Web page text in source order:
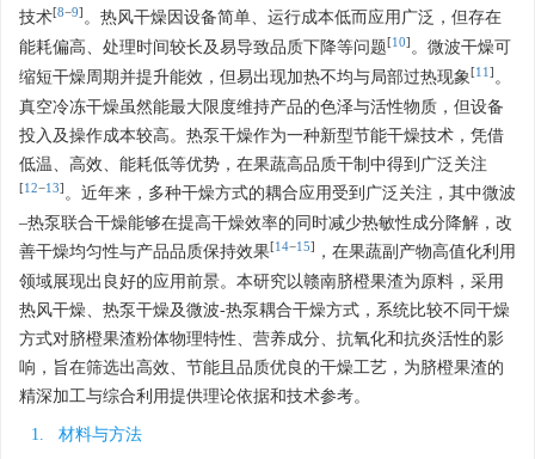
技术[8−9] 。热风干燥因设备简单、运行成本低而应用广泛，但存在
能耗偏高、处理时间较长及易导致品质下降等问题[10] 。微波干燥可
缩短干燥周期并提升能效，但易出现加热不均与局部过热现象[11 ] 。
真空冷冻干燥虽然能最大限度维持产品的色泽与活性物质，但设备
投入及操作成本较高。热泵干燥作为一种新型节能干燥技术，凭借
低温、高效、能耗低等优势，在果蔬高品质干制中得到广泛关注
[12−13] 。近年来，多种干燥方式的耦合应用受到广泛关注，其中微波
–热泵联合干燥能够在提高干燥效率的同时减少热敏性成分降解，改
善干燥均匀性与产品品质保持效果[14−15]
，在果蔬副产物高值化利用
领域展现出良好的应用前景。本研究以赣南脐橙果渣为原料，采用
热风干燥、热泵干燥及微波-热泵耦合干燥方式，系统比较不同干燥
方式对脐橙果渣粉体物理特性、营养成分、抗氧化和抗炎活性的影
响，旨在筛选出高效、节能且品质优良的干燥工艺，为脐橙果渣的
精深加工与综合利用提供理论依据和技术参考。
1. 材料与方法